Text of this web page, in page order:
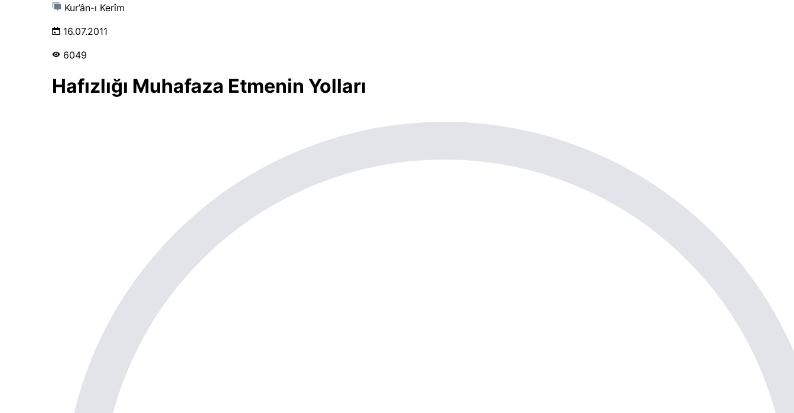
Kur’ân-ı Kerîm
16.07.2011
6049
Hafızlığı Muhafaza Etmenin Yolları